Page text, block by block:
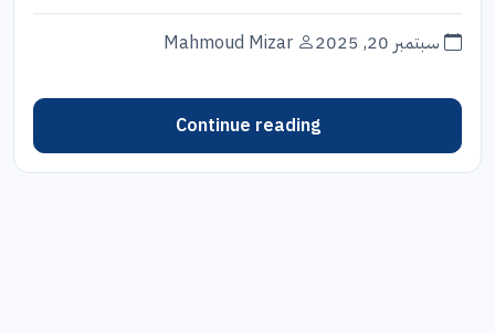
سبتمبر 20, 2025
Continue reading